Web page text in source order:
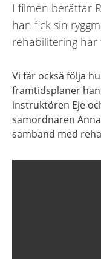
I filmen berättar
han fick sin
rehabilitering
Vi får också följa
framtidsplaner
instruktören Eje
samordnaren
samband med